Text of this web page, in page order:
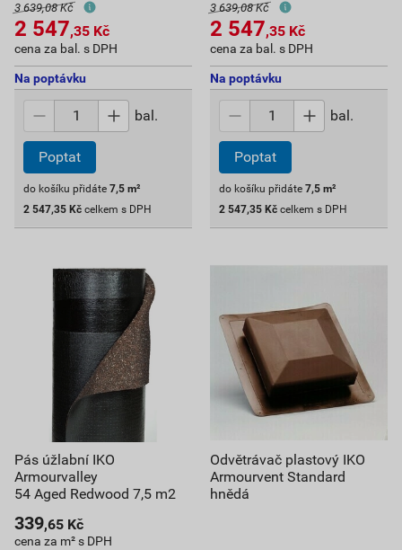
3 639,08 Kč
2 547,35 Kč
cena za bal. s DPH
Na poptávku
bal.
Poptat
do košíku přidáte 7,5 m²
2 547,35 Kč celkem s DPH
3 639,08 Kč
2 547,35 Kč
cena za bal. s DPH
Na poptávku
bal.
Poptat
do košíku přidáte 7,5 m²
2 547,35 Kč celkem s DPH
Pás úžlabní IKO
Armourvalley
54 Aged Redwood 7,5 m2
339,65 Kč
cena za m² s DPH
Odvětrávač plastový IKO
Armourvent Standard
hnědá